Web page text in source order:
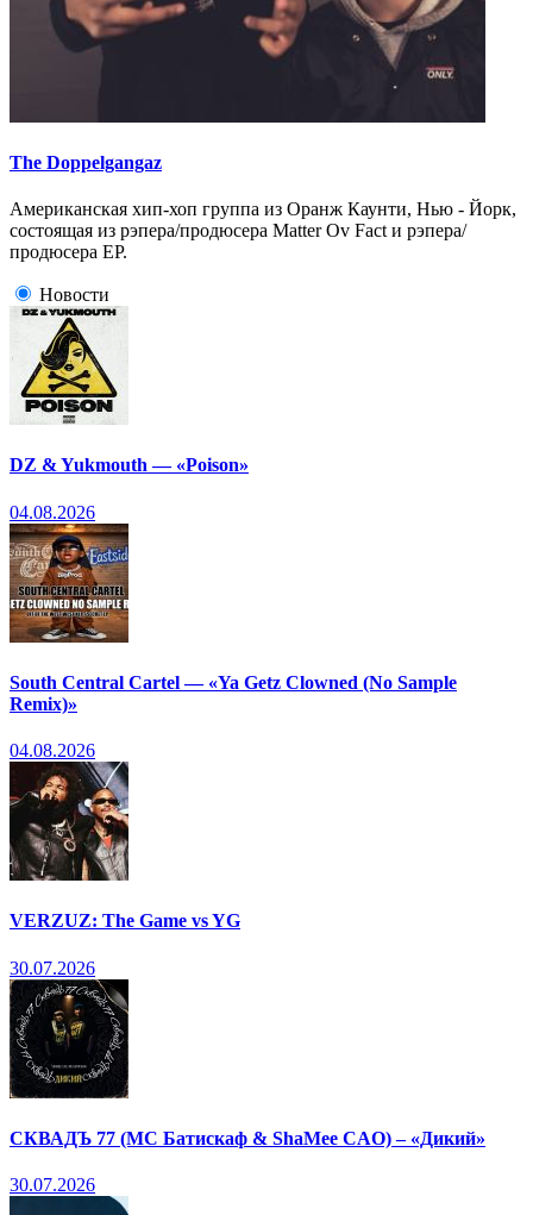
The Doppelgangaz
Американская хип-хоп группа из Оранж Каунти, Нью - Йорк,
состоящая из рэпера/продюсера Matter Ov Fact и рэпера/
продюсера EP.
Новости
DZ & Yukmouth — «Poison»
04.08.2026
South Central Cartel — «Ya Getz Clowned (No Sample
Remix)»
04.08.2026
VERZUZ: The Game vs YG
30.07.2026
СКВАДЪ 77 (МС Батискаф & ShaMee CAO) – «Дикий»
30.07.2026